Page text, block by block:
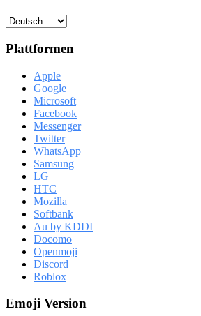
Plattformen
Apple
Google
Microsoft
Facebook
Messenger
Twitter
WhatsApp
Samsung
LG
HTC
Mozilla
Softbank
Au by KDDI
Docomo
Openmoji
Discord
Roblox
Emoji Version